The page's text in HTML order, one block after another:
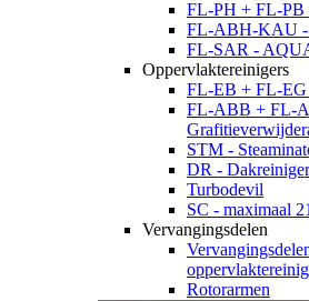
FL-PH + FL-PB
FL-ABH-KAU -
FL-SAR -
Oppervlaktereinigers
FL-EB + FL-
FL-ABB + FL-
STM -
DR - Dakreiniger
Turbodevil
SC - maximaal
Vervangingsdelen
Rotorarmen